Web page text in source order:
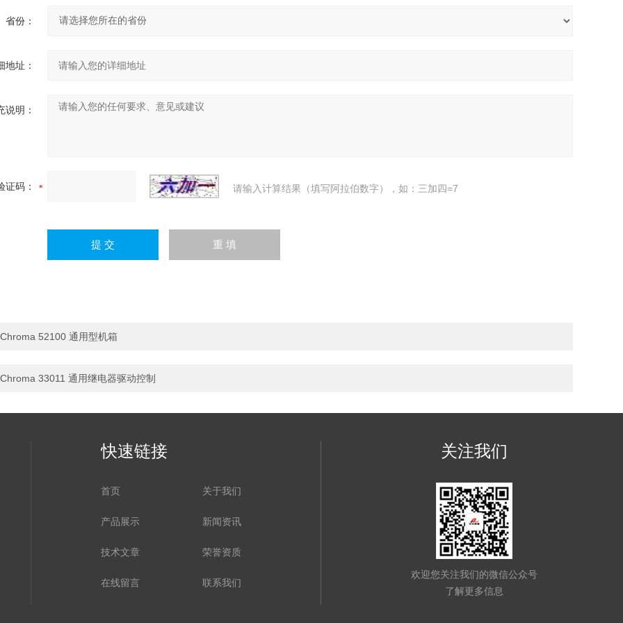
省份：
地址：
说明：
证码： 请输入计算结果（填写阿拉伯数字），如：三加四=7
Chroma 52100 通用型机箱
Chroma 33011 通用继电器驱动控制
快速链接
首页 关于我们
产品展示 新闻资讯
技术文章 荣誉资质
在线留言 联系我们
关注我们
欢迎您关注我们的微信公众号
了解更多信息